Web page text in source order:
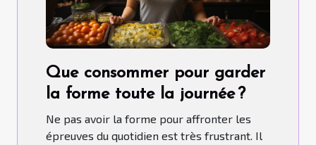
Que consommer pour garder
la forme toute la journée ?
Ne pas avoir la forme pour affronter les
épreuves du quotidien est très frustrant. Il